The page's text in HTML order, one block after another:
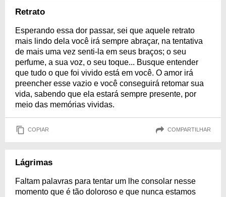
Retrato
Esperando essa dor passar, sei que aquele retrato
mais lindo dela você irá sempre abraçar, na tentativa
de mais uma vez senti-la em seus braços; o seu
perfume, a sua voz, o seu toque... Busque entender
que tudo o que foi vivido está em você. O amor irá
preencher esse vazio e você conseguirá retomar sua
vida, sabendo que ela estará sempre presente, por
meio das memórias vividas.
COPIAR COMPARTILHAR
Lágrimas
Faltam palavras para tentar um lhe consolar nesse
momento que é tão doloroso e que nunca estamos